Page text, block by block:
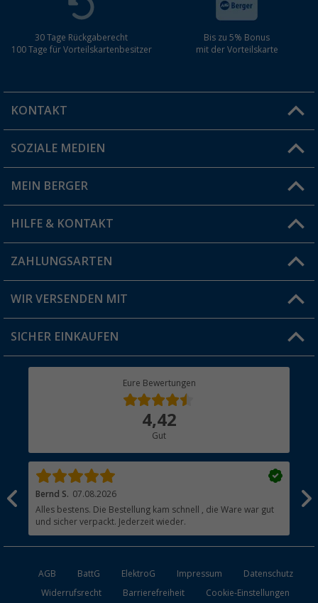
30 Tage Rückgaberecht
100 Tage für Vorteilskartenbesitzer
Bis zu 5% Bonus
mit der Vorteilskarte
KONTAKT
Du hast eine Frage?
Filiale finden
SOZIALE MEDIEN
MEIN BERGER
Vorteilskarte
Blog
Jobs & Karriere
HILFE & KONTAKT
FAQ & Kontakt
Versandinformationen
Rücksendung
ZAHLUNGSARTEN
WIR VERSENDEN MIT
SICHER EINKAUFEN
Eure Bewertungen
4,42
Gut
Bernd S. 07.08.2026
Alles bestens. Die Bestellung kam schnell , die Ware war gut
und sicher verpackt. Jederzeit wieder.
AGB BattG ElektroG Impressum
Datenschutz
Widerrufsrecht
Barrierefreiheit Cookie-Einstellungen